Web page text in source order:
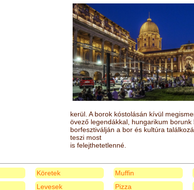
kerül. A borok kóstolásán kívül
övező legendákkal, hungarikum
borfesztiválján a bor és kultúra
teszi most
is felejthetetlenné.
Köretek
Levesek
Muffin
Pizza